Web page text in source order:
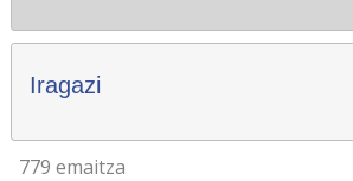
Iragazi
779 emaitza